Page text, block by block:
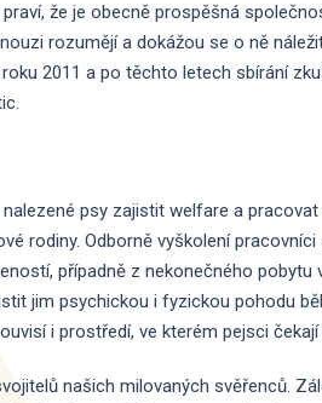
že je obecně prospěšná
rozumějí a dokážou se o ně
2011 a po těchto letech sbírání
psy zajistit welfare a
rodiny. Odborně vyškolení
případně z nekonečného pobytu
jim psychickou i fyzickou pohodu
i prostředí, ve kterém pejsci čekají
našich milovaných svěřenců.